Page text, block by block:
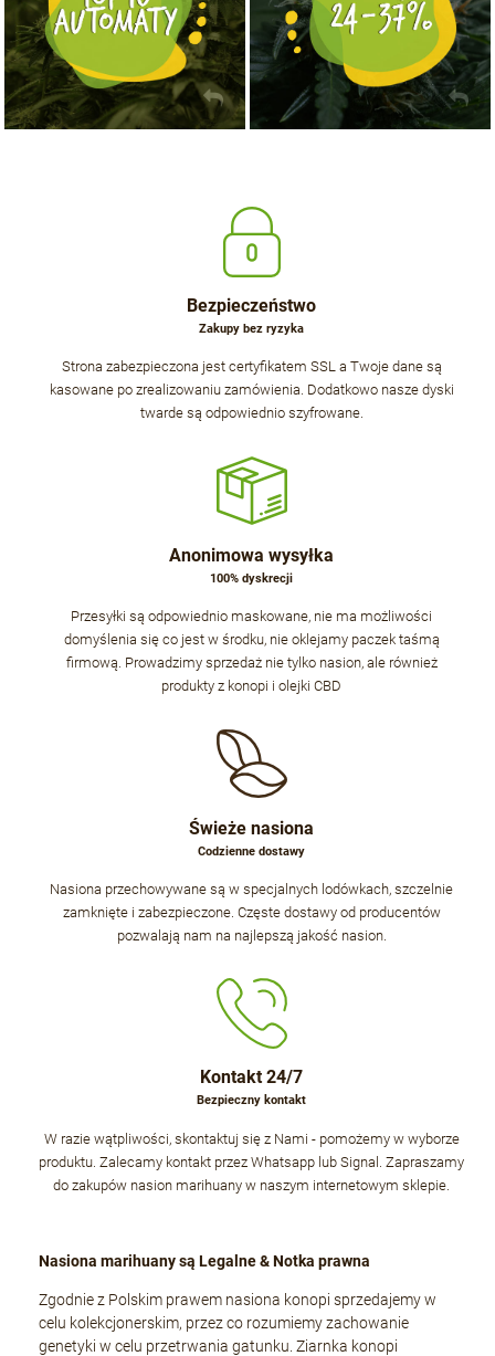
Bezpieczeństwo
Zakupy bez ryzyka
Strona zabezpieczona jest certyfikatem SSL a Twoje dane są
kasowane po zrealizowaniu zamówienia. Dodatkowo nasze dyski
twarde są odpowiednio szyfrowane.
Anonimowa wysyłka
100% dyskrecji
Przesyłki są odpowiednio maskowane, nie ma możliwości
domyślenia się co jest w środku, nie oklejamy paczek taśmą
firmową. Prowadzimy sprzedaż nie tylko nasion, ale również
produkty z konopi i olejki CBD
Świeże nasiona
Codzienne dostawy
Nasiona przechowywane są w specjalnych lodówkach, szczelnie
zamknięte i zabezpieczone. Częste dostawy od producentów
pozwalają nam na najlepszą jakość nasion.
Kontakt 24/7
Bezpieczny kontakt
W razie wątpliwości, skontaktuj się z Nami - pomożemy w wyborze
produktu. Zalecamy kontakt przez Whatsapp lub Signal. Zapraszamy
do zakupów nasion marihuany w naszym internetowym sklepie.
Nasiona marihuany są Legalne & Notka prawna
Zgodnie z Polskim prawem nasiona konopi sprzedajemy w
celu kolekcjonerskim, przez co rozumiemy zachowanie
genetyki w celu przetrwania gatunku. Ziarnka konopi